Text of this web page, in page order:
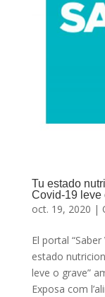
Tu estado
Covid-19 leve
oct. 19, 2020 |
El portal
estado
leve o grave”
Exposa com